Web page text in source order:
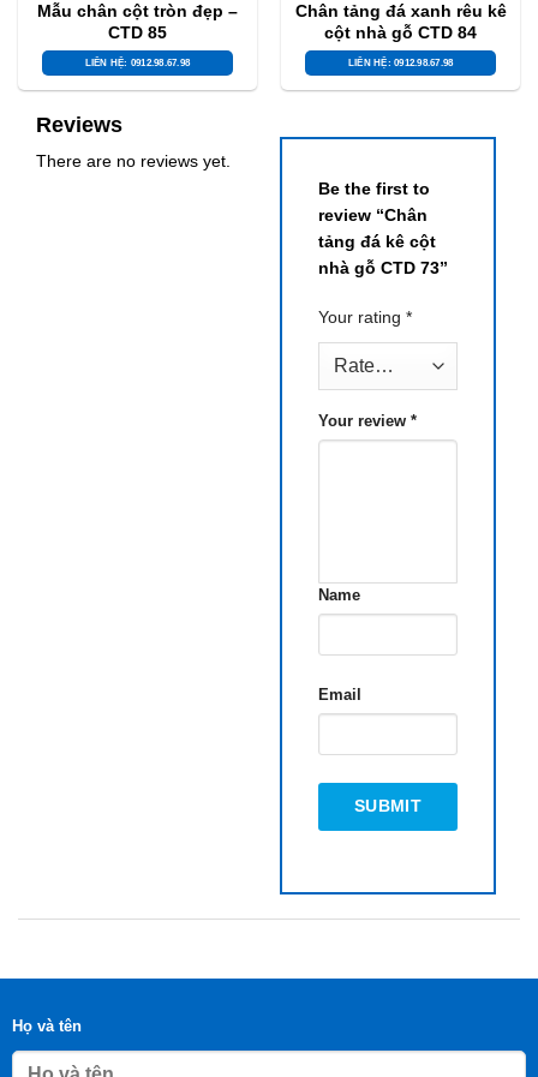
Mẫu chân cột tròn đẹp –
CTD 85
LIÊN HỆ: 0912.98.67.98
Chân tảng đá xanh rêu kê
cột nhà gỗ CTD 84
LIÊN HỆ: 0912.98.67.98
Reviews
There are no reviews yet.
Be the first to
review “Chân
tảng đá kê cột
nhà gỗ CTD 73”
Your rating *
Your review *
Name
Email
Họ và tên